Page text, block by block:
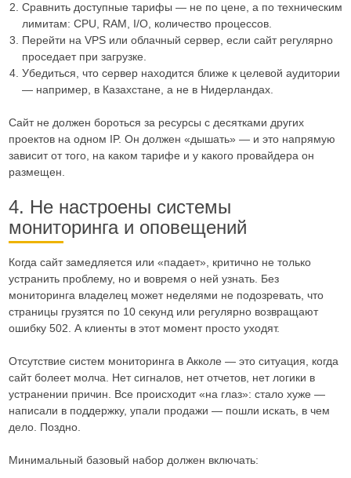
Сравнить доступные тарифы — не по цене, а по техническим
лимитам: CPU, RAM, I/O, количество процессов.
Перейти на VPS или облачный сервер, если сайт регулярно
проседает при загрузке.
Убедиться, что сервер находится ближе к целевой аудитории
— например, в Казахстане, а не в Нидерландах.
Сайт не должен бороться за ресурсы с десятками других
проектов на одном IP. Он должен «дышать» — и это напрямую
зависит от того, на каком тарифе и у какого провайдера он
размещен.
4. Не настроены системы
мониторинга и оповещений
Когда сайт замедляется или «падает», критично не только
устранить проблему, но и вовремя о ней узнать. Без
мониторинга владелец может неделями не подозревать, что
страницы грузятся по 10 секунд или регулярно возвращают
ошибку 502. А клиенты в этот момент просто уходят.
Отсутствие систем мониторинга в Акколе — это ситуация, когда
сайт болеет молча. Нет сигналов, нет отчетов, нет логики в
устранении причин. Все происходит «на глаз»: стало хуже —
написали в поддержку, упали продажи — пошли искать, в чем
дело. Поздно.
Минимальный базовый набор должен включать: